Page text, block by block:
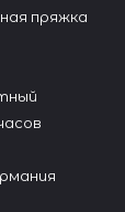
пряжка